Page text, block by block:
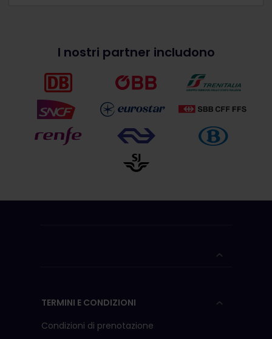
I nostri partner includono
TERMINI E CONDIZIONI
Condizioni di prenotazione